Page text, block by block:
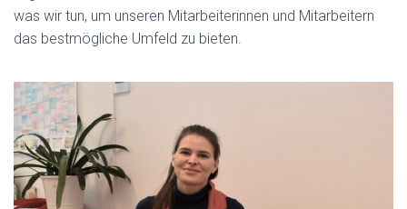
was wir tun, um unseren Mitarbeiterinnen und Mitarbeitern
das bestmögliche Umfeld zu bieten.